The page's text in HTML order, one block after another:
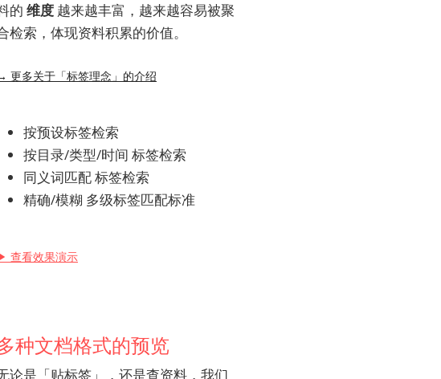
的 维度 越来越丰富，越来越容易被聚
检索，体现资料积累的价值。
更多关于「标签理念」的介绍
按预设标签检索
按目录/类型/时间 标签检索
同义词匹配 标签检索
精确/模糊 多级标签匹配标准
查看效果演示
种文档格式的预览
论是「贴标签」，还是查资料，我们